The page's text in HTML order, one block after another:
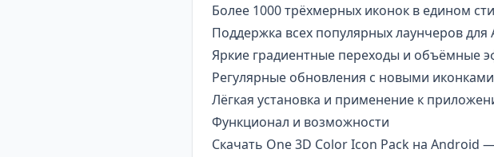
Более 1000 трёхмерных иконок в едином
Поддержка всех популярных лаунчеров для
Яркие градиентные переходы и объёмные
Регулярные обновления с новыми
Лёгкая установка и применение к
Функционал и возможности
Скачать One 3D Color Icon Pack на Android